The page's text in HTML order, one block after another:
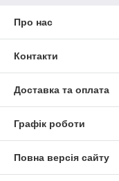
Про нас
Контакти
Доставка та оплата
Графік роботи
Повна версія сайту